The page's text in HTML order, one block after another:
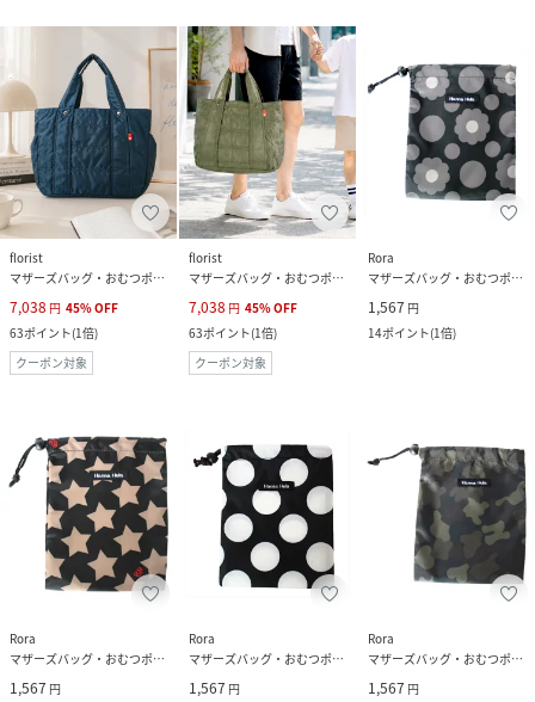
florist
マザーズバッグ・おむつポーチ
7,038 円 45%OFF
63ポイント(1倍)
クーポン対象
florist
マザーズバッグ・おむつポーチ
7,038 円 45%OFF
63ポイント(1倍)
クーポン対象
Rora
マザーズバッグ・おむつポーチ
1,567 円
14ポイント(1倍)
Rora
マザーズバッグ・おむつポーチ
1,567 円
Rora
マザーズバッグ・おむつポーチ
1,567 円
Rora
マザーズバッグ・おむつポーチ
1,567 円